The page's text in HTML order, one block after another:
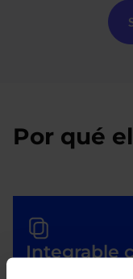
Por qué
Integrable
Bookme se